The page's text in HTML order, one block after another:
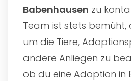
Babenhausen zu
Team ist stets bemüht,
um die Tiere,
andere Anliegen zu
ob du eine Adoption in